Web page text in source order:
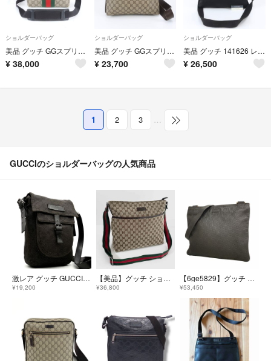
ショルダーバッグ
美品 グッチ GGスプリーム シェリー ライン 471454 レザー ショルダーバッグ 斜め掛け メッセンジャー メンズ RIM ED9-9
¥ 38,000
ショルダーバッグ
美品 グッチ GGスプリーム 92560 レザー ショルダーバッグ 斜め掛け メッセンジャー 通勤 ブラウン 茶色 メンズ WTM EL55-9
¥ 23,700
ショルダーバッグ
美品 グッチ 141626 レザー キャンバス ショルダーバッグ 斜め掛け メッセンジャー ブラック 黒 メンズ レディース WTM EL53-9
¥ 26,500
1 2 3 …
GUCCIのショルダーバッグの人気商品
激レア グッチ GUCCI ショルダーバッグ クロスボディ GGキャンバス レザー ロゴプレート ブラック 黒 斜め掛け カバン 夏休み 帰省 お盆 敬老の日 シルバーウィーク 秋 ハロウィン 七五三 ギフト プレゼント
¥19,200
【美品】グッチ ショルダーバッグ GGキャンバス×レザー シェリーライン
¥36,800
【6ge5829】グッチ ショルダーバッグ グッチシマ 201446 レザー ダークブラウン シャンパンゴールド金具【中古】メンズ
¥53,450